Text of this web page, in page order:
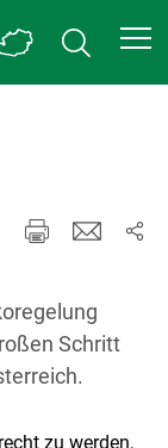
Schritt
zu werden,